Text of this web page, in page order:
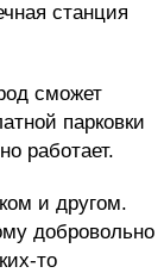
станция
сможет
парковки
работает.
и другом.
добровольно
то